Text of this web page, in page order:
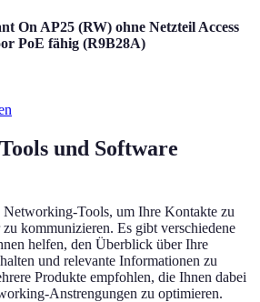
On AP25 (RW) ohne Netzteil Access
PoE fähig (R9B28A)
und Software
Networking-Tools, um Ihre Kontakte zu
kommunizieren. Es gibt verschiedene
helfen, den Überblick über Ihre
und relevante Informationen zu
Produkte empfohlen, die Ihnen dabei
Anstrengungen zu optimieren.